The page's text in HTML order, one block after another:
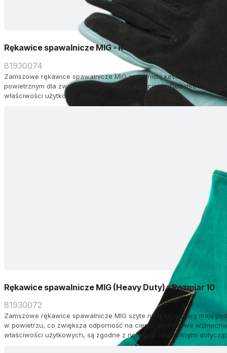
Rękawice spawalnicze MIG - Rozmiar 10
81930074
Zamszowe rękawice spawalnicze MIG szyte nicią kevlarową.
powietrznym dla zwiększonej odporności na ciepło. Dodatkowe
właściwości użytkowych.
Rękawice spawalnicze MIG (Heavy Duty) - Rozmiar 10
81930072
Zamszowe rękawice spawalnicze MIG szyte nicią kevlarową mają
w powietrzu, co zwiększa odporność na ciepło, dodatkowe
właściwości użytkowych, są zgodne z normami zdrowotnymi